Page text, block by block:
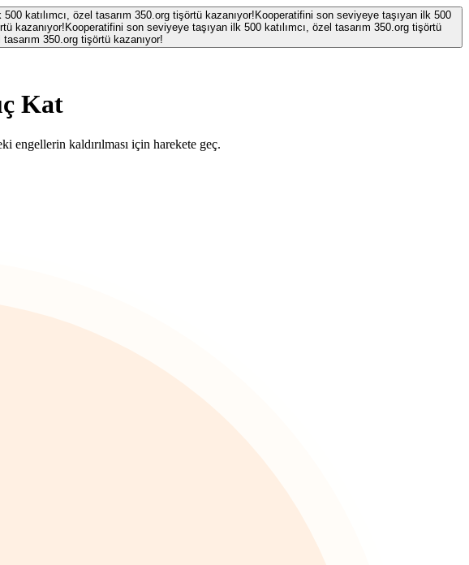
katılımcı, özel tasarım 350.org tişörtü kazanıyor! Kooperatifini son seviyeye taşıyan ilk 500
kazanıyor! Kooperatifini son seviyeye taşıyan ilk 500 katılımcı, özel tasarım 350.org tişörtü
350.org tişörtü kazanıyor!
Kat
engellerin kaldırılması için harekete geç.